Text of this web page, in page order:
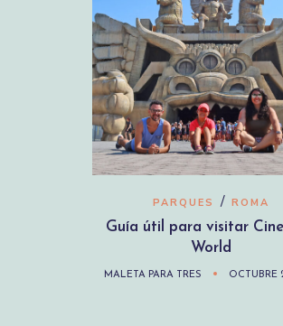
PARQUES / ROMA
Guía útil para visitar
World
MALETA PARA TRES OCTUBRE